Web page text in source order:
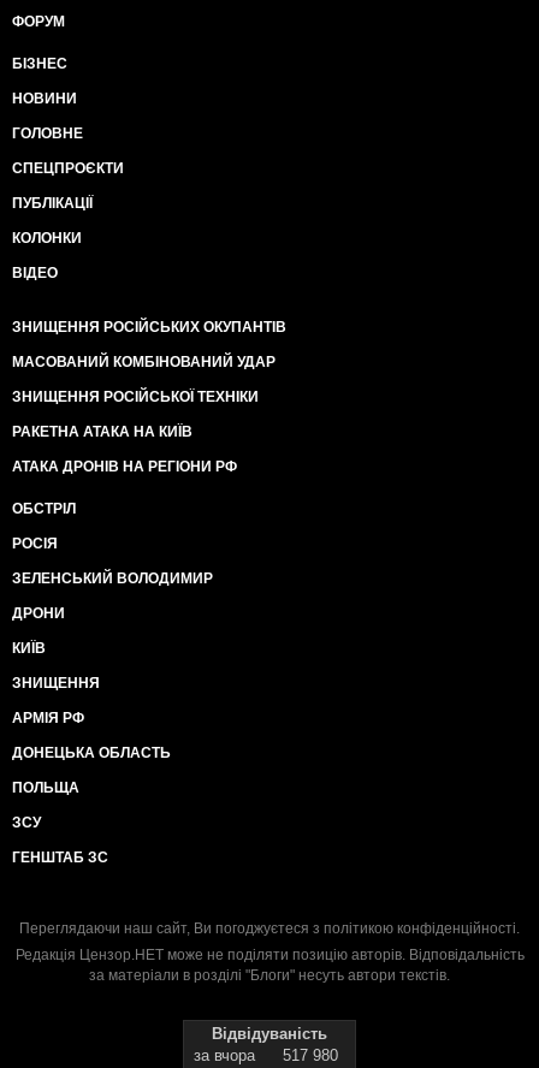
ФОРУМ
БІЗНЕС
НОВИНИ
ГОЛОВНЕ
СПЕЦПРОЄКТИ
ПУБЛІКАЦІЇ
КОЛОНКИ
ВІДЕО
ЗНИЩЕННЯ РОСІЙСЬКИХ ОКУПАНТІВ
МАСОВАНИЙ КОМБІНОВАНИЙ УДАР
ЗНИЩЕННЯ РОСІЙСЬКОЇ ТЕХНІКИ
РАКЕТНА АТАКА НА КИЇВ
АТАКА ДРОНІВ НА РЕГІОНИ РФ
ОБСТРІЛ
РОСІЯ
ЗЕЛЕНСЬКИЙ ВОЛОДИМИР
ДРОНИ
КИЇВ
ЗНИЩЕННЯ
АРМІЯ РФ
ДОНЕЦЬКА ОБЛАСТЬ
ПОЛЬЩА
ЗСУ
ГЕНШТАБ ЗС
Переглядаючи наш сайт, Ви погоджуєтеся з політикою конфіденційності.
Редакція Цензор.НЕТ може не поділяти позицію авторів. Відповідальність
за матеріали в розділі "Блоги" несуть автори текстів.
Відвідуваність
за вчора
517 980